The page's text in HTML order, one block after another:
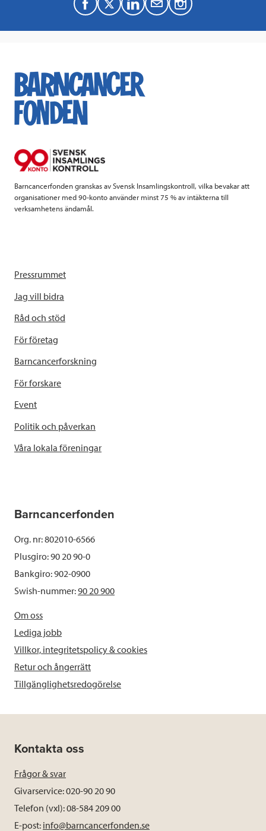
F
a
e
b
k
T
w
t
t
L
i
k
e
M
a
Barncancerfonden granskas av Svensk Insamlingskontroll, vilka bevakar att
organisationer med 90-konto använder minst 75 % av intäkterna till
verksamhetens ändamål.
Pressrummet
Jag vill bidra
Råd och stöd
För företag
Barncancerforskning
För forskare
Event
Politik och påverkan
Våra lokala föreningar
Barncancerfonden
Org. nr: 802010-6566
Plusgiro: 90 20 90-0
Bankgiro: 902-0900
Swish-nummer:90 20 900
Om oss
Lediga jobb
Villkor, integritetspolicy & cookies
Retur och ångerrätt
Tillgänglighetsredogörelse
Kontakta oss
Frågor & svar
Givarservice: 020-90 20 90
Telefon (vxl): 08-584 209 00
E-post: info@barncancerfonden.se